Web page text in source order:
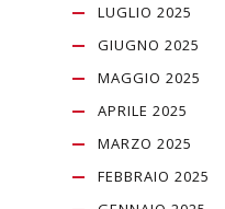
LUGLIO 2025
GIUGNO 2025
MAGGIO 2025
APRILE 2025
MARZO 2025
FEBBRAIO 2025